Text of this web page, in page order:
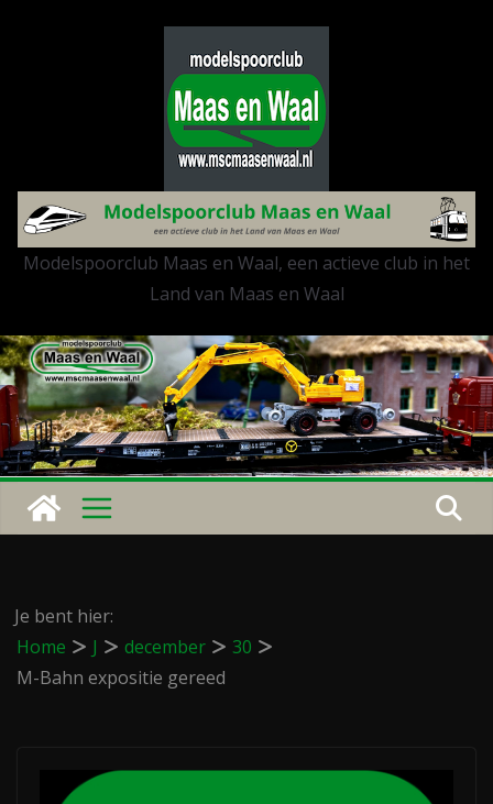
Modelspoorclub Maas en Waal, een actieve club in het
Land van Maas en Waal
Je bent hier:
Home
J december
30
M-Bahn expositie gereed